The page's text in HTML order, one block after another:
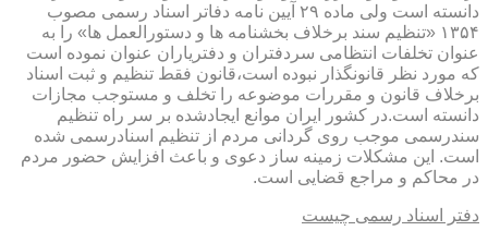
دانسته است ولی ماده ۲۹ آیین نامه دفاتر اسناد رسمی مصوب
۱۳۵۴ «تنظیم سند برخلاف بخشنامه ها و دستورالعمل ها» را به
عنوان تخلفات انتظامی سردفتران و دفتریاران عنوان نموده است
که مورد نظر قانونگذار نبوده است،قانون فقط تنظیم و ثبت اسناد
برخلاف قانون و مقررات موضوعه را تخلف و مستوجب مجازات
دانسته است.در کشور ایران موانع ایجادشده بر سر راه تنظیم
سندرسمی موجب روی گردانی مردم از تنظیم اسنادرسمی شده
است. این مشکلات زمینه ساز دعوی و باعث افزایش حضور مردم
در محاکم و مراجع قضایی است.
دفتر اسناد رسمی چیست